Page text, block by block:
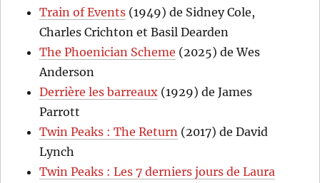
Train of Events (1949) de Sidney Cole,
Charles Crichton et Basil Dearden
The Phoenician Scheme (2025) de Wes
Anderson
Derrière les barreaux (1929) de James
Parrott
Twin Peaks : The Return (2017) de David
Lynch
Twin Peaks : Les 7 derniers jours de Laura